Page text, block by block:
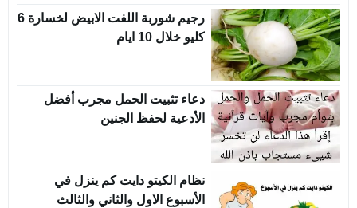
رجيم شوربة اللفت الابيض لخسارة 6
كليو خلال 10 ايام
دعاء تثبيت الحمل مجرب أفضل
الأدعية لحفظ الجنين
نظام الكيتو دايت كم ينزل في
الأسبوع الاول والثاني والثالث